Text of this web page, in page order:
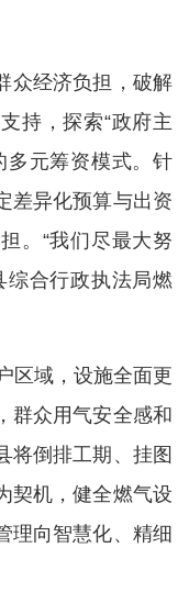
众经济负担，破解
持，探索“政府主
多元筹资模式。针
差异化预算与出资
。“我们尽最大努
综合行政执法局燃
区域，设施全面更
群众用气安全感和
将倒排工期、挂图
契机，健全燃气设
理向智慧化、精细